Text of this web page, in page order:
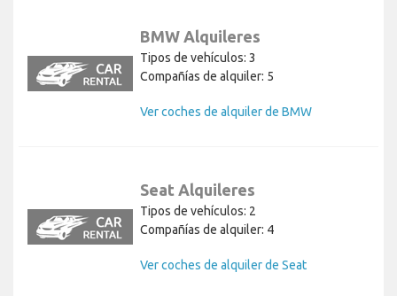
BMW Alquileres
Tipos de vehículos: 3
Compañías de alquiler: 5
Ver coches de alquiler de BMW
Seat Alquileres
Tipos de vehículos: 2
Compañías de alquiler: 4
Ver coches de alquiler de Seat